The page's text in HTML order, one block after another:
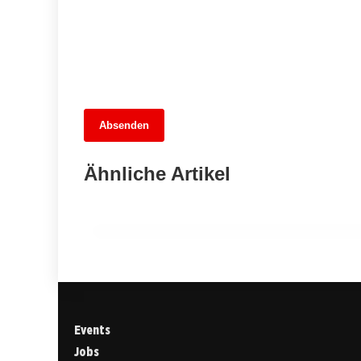
Absenden
Ähnliche Artikel
Fußballfieber im Dreiländer-Showdown:
Wer gewinnt das Wettspiel der
Events
Jobs